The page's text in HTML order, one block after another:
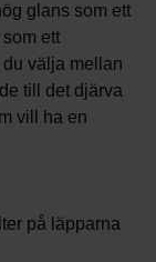
glans som ett
ett
välja mellan
till det djärva
vill ha en
på läpparna